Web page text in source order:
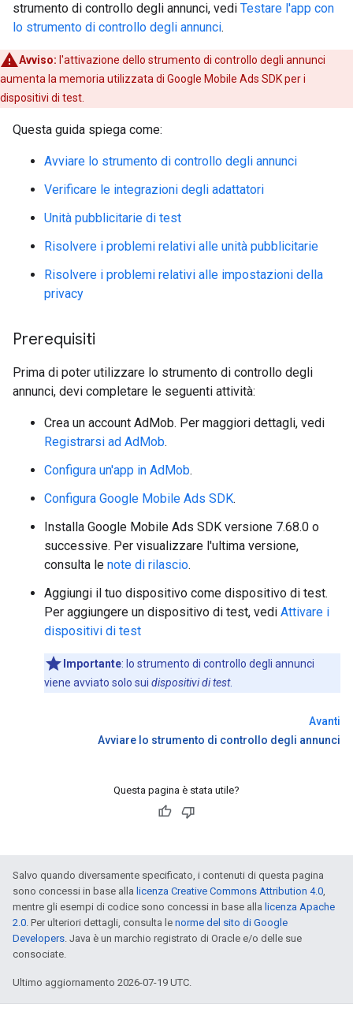
strumento di controllo degli annunci, vedi Testare l'app con
lo strumento di controllo degli annunci.
Avviso: l'attivazione dello strumento di controllo degli annunci
aumenta la memoria utilizzata di Google Mobile Ads SDKper i
dispositivi di test.
Questa guida spiega come:
Avviare lo strumento di controllo degli annunci
Verificare le integrazioni degli adattatori
Unità pubblicitarie di test
Risolvere i problemi relativi alle unità pubblicitarie
Risolvere i problemi relativi alle impostazioni della
privacy
Prerequisiti
Prima di poter utilizzare lo strumento di controllo degli
annunci, devi completare le seguenti attività:
Crea un account AdMob. Per maggiori dettagli, vedi
Registrarsi ad AdMob.
Configura un'app in AdMob.
Configura Google Mobile Ads SDK.
Installa Google Mobile Ads SDK versione 7.68.0 o
successive. Per visualizzare l'ultima versione,
consulta le note di rilascio.
Aggiungi il tuo dispositivo come dispositivo di test.
Per aggiungere un dispositivo di test, vedi Attivare i
dispositivi di test
Importante: lo strumento di controllo degli annunci
viene avviato solo sui dispositivi di test.
Avanti
Avviare lo strumento di controllo degli annunci
Questa pagina è stata utile?
Salvo quando diversamente specificato, i contenuti di questa pagina
sono concessi in base alla licenza Creative Commons Attribution 4.0,
mentre gli esempi di codice sono concessi in base alla licenza Apache
2.0. Per ulteriori dettagli, consulta le norme del sito di Google
Developers. Java è un marchio registrato di Oracle e/o delle sue
consociate.
Ultimo aggiornamento 2026-07-19 UTC.